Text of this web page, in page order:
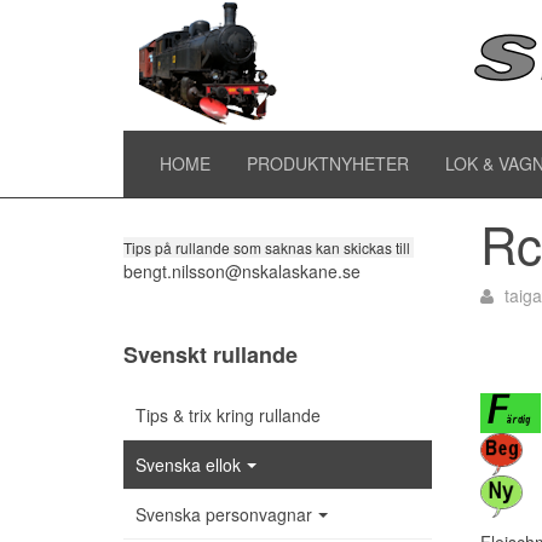
HOME PRODUKTNYHETER LOK &
Tipsa om rullande
Tips på rullande som saknas kan skickas till
bengt.nilsson@nskalaskane.se
Svenskt rullande
Tips & trix kring rullande
Svenska ellok
Svenska personvagnar